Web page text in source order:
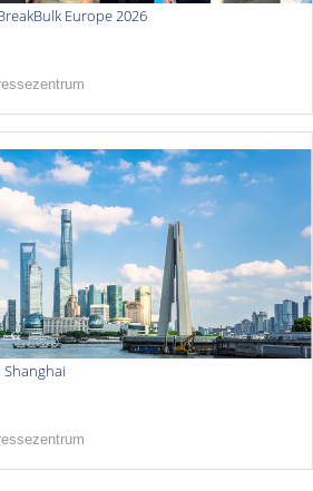
Europe 2026
Shanghai